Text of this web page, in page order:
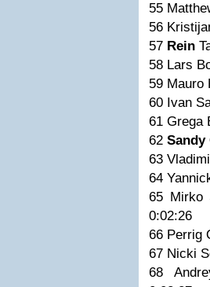
55
56
57 Rein
58 Lars
59 Mauro
60 Ivan
61 Grega
62 Sandy
63
64
65 Mirko
0:02:26
66 Perrig
67 Nicki
68